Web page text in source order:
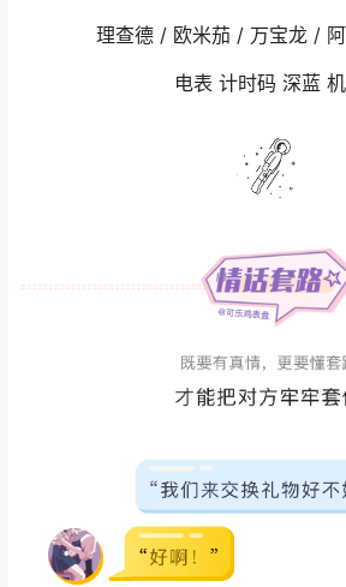
理查德 / 欧米茄 / 万宝龙 /
电表 计时码 深蓝